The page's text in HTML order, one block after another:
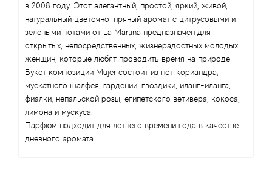
в 2008 году. Этот элегантный, простой, яркий, живой,
натуральный цветочно-пряный аромат с цитрусовыми и
зелеными нотами от La Martina предназначен для
открытых, непосредственных, жизнерадостных молодых
женщин, которые любят проводить время на природе.
Букет композиции Mujer состоит из нот кориандра,
мускатного шалфея, гардении, гвоздики, иланг-иланга,
фиалки, непальской розы, египетского ветивера, кокоса,
лимона и мускуса.
Парфюм подходит для летнего времени года в качестве
дневного аромата.
Amouroud
Andre L'Arom
Angel Schlesser
Anima Mundi
Anna Sui